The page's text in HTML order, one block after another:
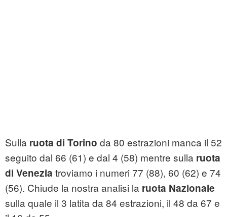
Sulla ruota di Torino da 80 estrazioni manca il 52
seguito dal 66 (61) e dal 4 (58) mentre sulla ruota
di Venezia troviamo i numeri 77 (88), 60 (62) e 74
(56). Chiude la nostra analisi la ruota Nazionale
sulla quale il 3 latita da 84 estrazioni, il 48 da 67 e